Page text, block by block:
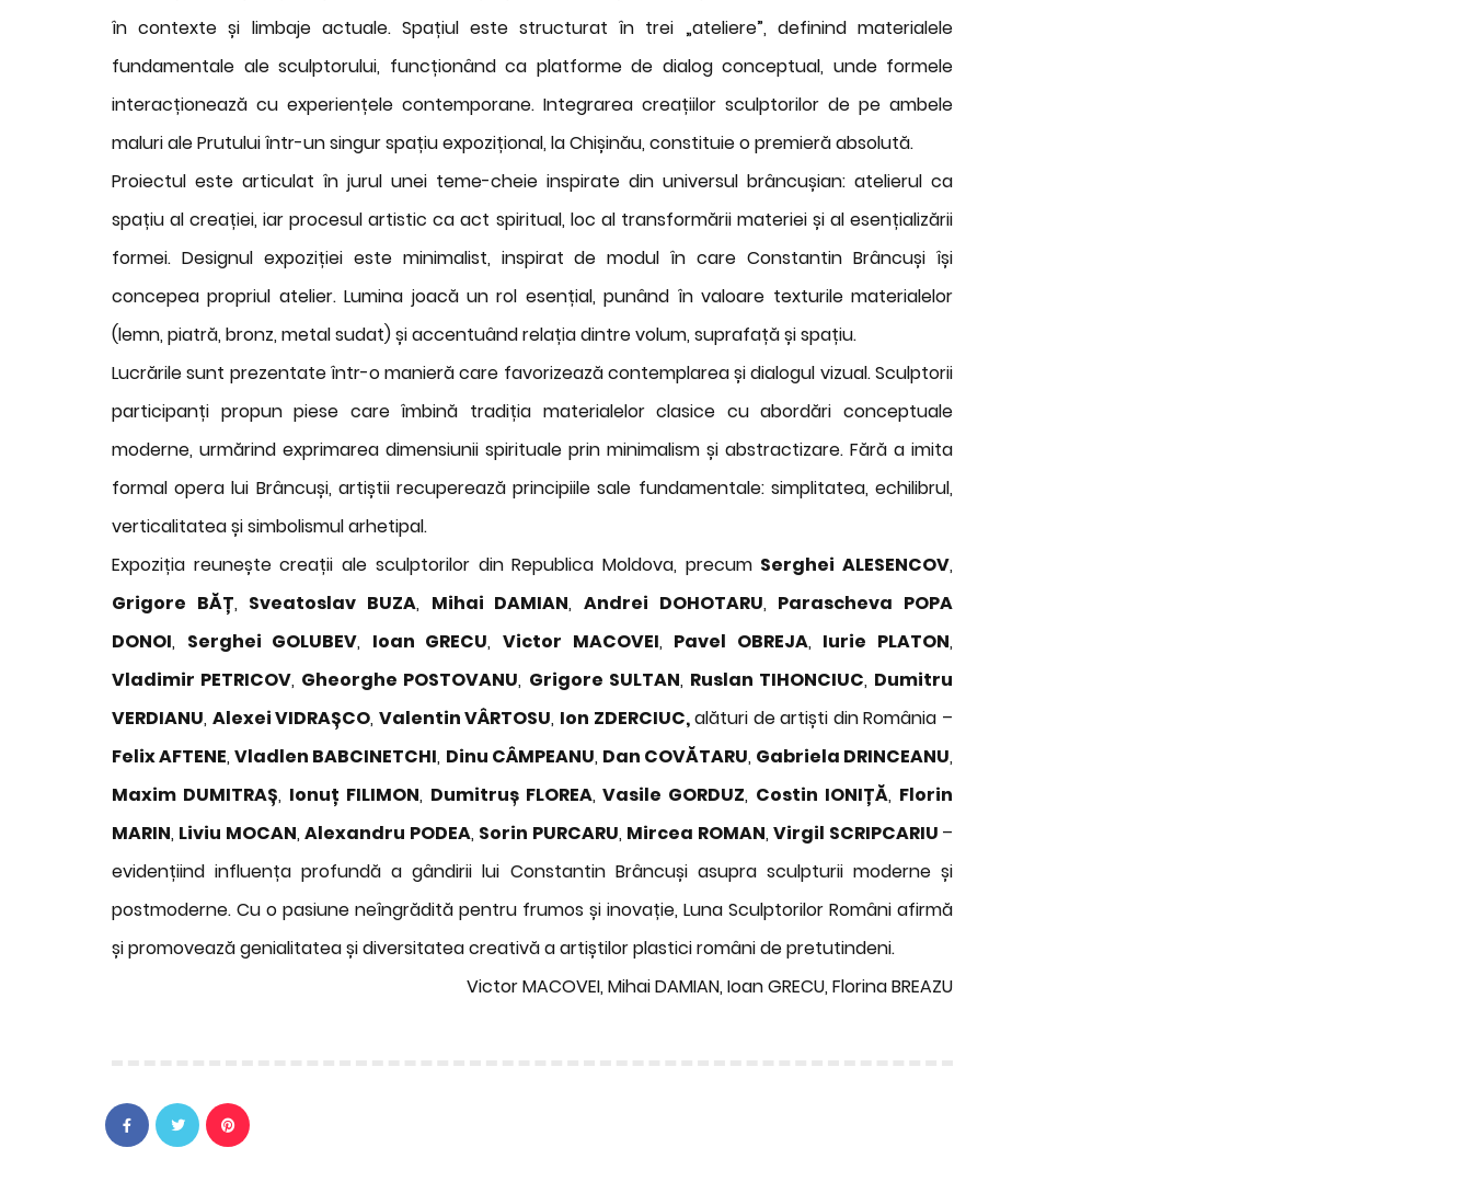
în contexte și limbaje actuale. Spațiul este structurat în trei „ateliere”, definind materialele
fundamentale ale sculptorului, funcționând ca platforme de dialog conceptual, unde formele
interacționează cu experiențele contemporane. Integrarea creațiilor sculptorilor de pe ambele
maluri ale Prutului într-un singur spațiu expozițional, la Chișinău, constituie o premieră absolută.
Proiectul este articulat în jurul unei teme-cheie inspirate din universul brâncușian: atelierul ca
spațiu al creației, iar procesul artistic ca act spiritual, loc al transformării materiei și al esențializării
formei. Designul expoziției este minimalist, inspirat de modul în care Constantin Brâncuși își
concepea propriul atelier. Lumina joacă un rol esențial, punând în valoare texturile materialelor
(lemn, piatră, bronz, metal sudat) și accentuând relația dintre volum, suprafață și spațiu.
Lucrările sunt prezentate într-o manieră care favorizează contemplarea și dialogul vizual. Sculptorii
participanți propun piese care îmbină tradiția materialelor clasice cu abordări conceptuale
moderne, urmărind exprimarea dimensiunii spirituale prin minimalism și abstractizare. Fără a imita
formal opera lui Brâncuși, artiștii recuperează principiile sale fundamentale: simplitatea, echilibrul,
verticalitatea și simbolismul arhetipal.
Expoziția reunește creații ale sculptorilor din Republica Moldova, precum Serghei ALESENCOV,
Grigore BĂȚ, Sveatoslav BUZA, Mihai DAMIAN,Andrei DOHOTARU, Parascheva POPA
DONOI, Serghei GOLUBEV, Ioan GRECU,Victor MACOVEI, Pavel OBREJA, Iurie PLATON,
Vladimir PETRICOV, Gheorghe POSTOVANU, Grigore SULTAN, Ruslan TIHONCIUC, Dumitru
VERDIANU, Alexei VIDRAȘCO, Valentin VÂRTOSU, Ion ZDERCIUC,alături de artiști din România –
Felix AFTENE,Vladlen BABCINETCHI, Dinu CÂMPEANU, Dan COVĂTARU, Gabriela DRINCEANU,
Maxim DUMITRAȘ, Ionuț FILIMON, Dumitruș FLOREA,Vasile GORDUZ, Costin IONIȚĂ, Florin
MARIN, Liviu MOCAN,Alexandru PODEA, Sorin PURCARU, Mircea ROMAN,Virgil SCRIPCARIU –
evidențiind influența profundă a gândirii lui Constantin Brâncuși asupra sculpturii moderne și
postmoderne. Cu o pasiune neîngrădită pentru frumos și inovație, Luna Sculptorilor Români afirmă
și promovează genialitatea și diversitatea creativă a artiștilor plastici români de pretutindeni.
Victor MACOVEI, Mihai DAMIAN, Ioan GRECU, Florina BREAZU